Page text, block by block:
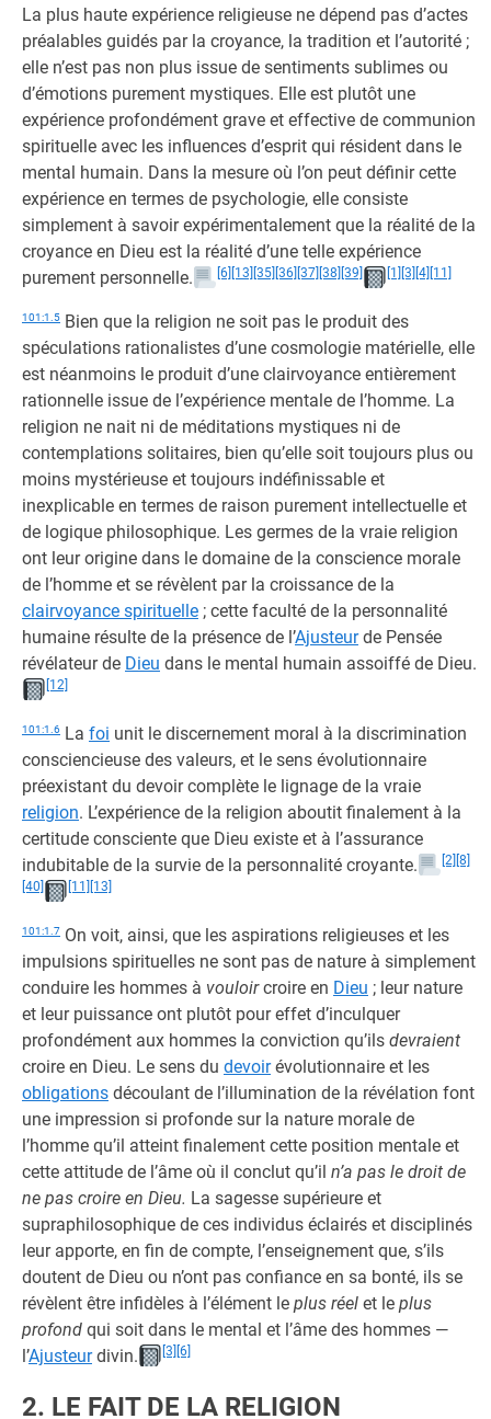
La plus haute expérience religieuse ne dépend pas d’actes
préalables guidés par la croyance, la tradition et l’autorité ;
elle n’est pas non plus issue de sentiments sublimes ou
d’émotions purement mystiques. Elle est plutôt une
expérience profondément grave et effective de communion
spirituelle avec les influences d’esprit qui résident dans le
mental humain. Dans la mesure où l’on peut définir cette
expérience en termes de psychologie, elle consiste
simplement à savoir expérimentalement que la réalité de la
croyance en Dieu est la réalité d’une telle expérience
purement personnelle.
[6] [13] [35] [36] [37] [38] [39] [1] [3] [4] [11]
101:1.5 Bien que la religion ne soit pas le produit des
spéculations rationalistes d’une cosmologie matérielle, elle
est néanmoins le produit d’une clairvoyance entièrement
rationnelle issue de l’expérience mentale de l’homme. La
religion ne nait ni de méditations mystiques ni de
contemplations solitaires, bien qu’elle soit toujours plus ou
moins mystérieuse et toujours indéfinissable et
inexplicable en termes de raison purement intellectuelle et
de logique philosophique. Les germes de la vraie religion
ont leur origine dans le domaine de la conscience morale
de l’homme et se révèlent par la croissance de la
clairvoyance spirituelle ; cette faculté de la personnalité
humaine résulte de la présence de l’Ajusteurde Pensée
révélateur de Dieu dans le mental humain assoiffé de Dieu.
[12]
101:1.6 La foi unit le discernement moral à la discrimination
consciencieuse des valeurs, et le sens évolutionnaire
préexistant du devoir complète le lignage de la vraie
religion. L’expérience de la religion aboutit finalement à la
certitude consciente que Dieu existe et à l’assurance
indubitable de la survie de la personnalité croyante.
[2] [8]
[40]
[11] [13]
101:1.7 On voit, ainsi, que les aspirations religieuses et les
impulsions spirituelles ne sont pas de nature à simplement
conduire les hommes à vouloircroire en Dieu ; leur nature
et leur puissance ont plutôt pour effet d’inculquer
profondément aux hommes la conviction qu’ils devraient
croire en Dieu. Le sens du devoirévolutionnaire et les
obligations découlant de l’illumination de la révélation font
une impression si profonde sur la nature morale de
l’homme qu’il atteint finalement cette position mentale et
cette attitude de l’âme où il conclut qu’il n’a pas le droit de
ne pas croire en Dieu. La sagesse supérieure et
supraphilosophique de ces individus éclairés et disciplinés
leur apporte, en fin de compte, l’enseignement que, s’ils
doutent de Dieu ou n’ont pas confiance en sa bonté, ils se
révèlent être infidèles à l’élément le plus réel et le plus
profond qui soit dans le mental et l’âme des hommes —
l’Ajusteurdivin. [3] [6]
2. LE FAIT DE LA RELIGION